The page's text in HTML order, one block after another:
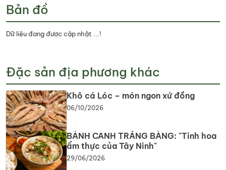
Bản đồ
Dữ liệu đang được cập nhật ...!
Đặc sản địa phương khác
Khô cá Lóc – món ngon xứ đồng
06/10/2026
BÁNH CANH TRẢNG BÀNG: "Tinh hoa
ẩm thực của Tây Ninh"
29/06/2026